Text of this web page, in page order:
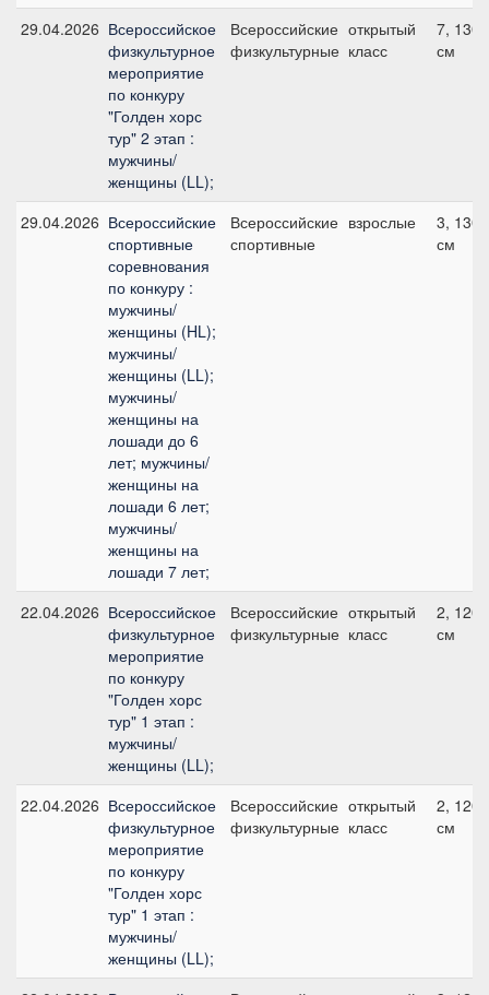
29.04.2026 Всероссийское
физкультурное
мероприятие
по конкуру
"Голден хорс
тур" 2 этап :
мужчины/
женщины (LL);
Всероссийские
физкультурные
открытый
класс
7, 130
см
29.04.2026 Всероссийские
спортивные
соревнования
по конкуру :
мужчины/
женщины (HL);
мужчины/
женщины (LL);
мужчины/
женщины на
лошади до 6
лет; мужчины/
женщины на
лошади 6 лет;
мужчины/
женщины на
лошади 7 лет;
Всероссийские
спортивные
взрослые
3, 130
см
22.04.2026 Всероссийское
физкультурное
мероприятие
по конкуру
"Голден хорс
тур" 1 этап :
мужчины/
женщины (LL);
Всероссийские
физкультурные
открытый
класс
2, 120
см
22.04.2026 Всероссийское
физкультурное
мероприятие
по конкуру
"Голден хорс
тур" 1 этап :
мужчины/
женщины (LL);
Всероссийские
физкультурные
открытый
класс
2, 120
см